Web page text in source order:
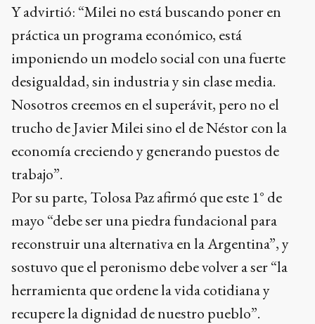
Y advirtió: “Milei no está buscando poner en
práctica un programa económico, está
imponiendo un modelo social con una fuerte
desigualdad, sin industria y sin clase media.
Nosotros creemos en el superávit, pero no el
trucho de Javier Milei sino el de Néstor con la
economía creciendo y generando puestos de
trabajo”.
Por su parte, Tolosa Paz afirmó que este 1° de
mayo “debe ser una piedra fundacional para
reconstruir una alternativa en la Argentina”, y
sostuvo que el peronismo debe volver a ser “la
herramienta que ordene la vida cotidiana y
recupere la dignidad de nuestro pueblo”.